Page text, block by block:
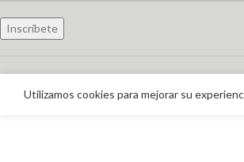
Utilizamos cookies para mejorar su